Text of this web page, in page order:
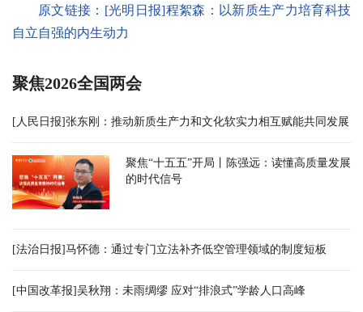
原文链接： [光明日报]程絮森：以新质生产力培育科技
自立自强的内生动力
聚焦2026全国两会
[人民日报]张东刚：推动新质生产力和文化软实力相互赋能共同发展
聚焦“十五五”开局丨陈强远：读懂高质量发展
的时代信号
[法治日报]马怀德：通过专门立法补齐低空管理领域的制度短板
[中国改革报]吴秋翔：未雨绸缪 应对“排浪式”学龄人口高峰